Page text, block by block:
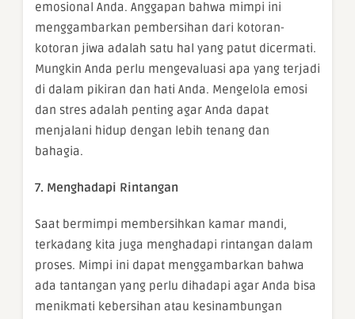
emosional Anda. Anggapan bahwa mimpi ini
menggambarkan pembersihan dari kotoran-
kotoran jiwa adalah satu hal yang patut dicermati.
Mungkin Anda perlu mengevaluasi apa yang terjadi
di dalam pikiran dan hati Anda. Mengelola emosi
dan stres adalah penting agar Anda dapat
menjalani hidup dengan lebih tenang dan
bahagia.
7. Menghadapi Rintangan
Saat bermimpi membersihkan kamar mandi,
terkadang kita juga menghadapi rintangan dalam
proses. Mimpi ini dapat menggambarkan bahwa
ada tantangan yang perlu dihadapi agar Anda bisa
menikmati kebersihan atau kesinambungan